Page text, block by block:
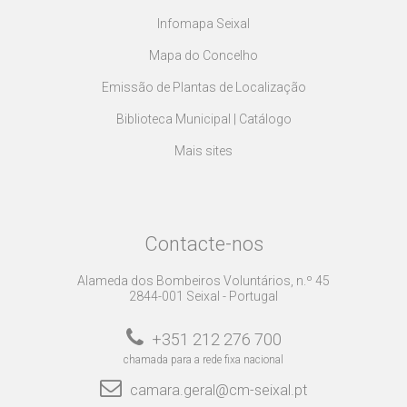
Infomapa Seixal
Mapa do Concelho
Emissão de Plantas de Localização
Biblioteca Municipal | Catálogo
Mais sites
Contacte-nos
Alameda dos Bombeiros Voluntários, n.º 45
2844-001 Seixal - Portugal
+351 212 276 700
chamada para a rede fixa nacional
camara.geral@cm-seixal.pt